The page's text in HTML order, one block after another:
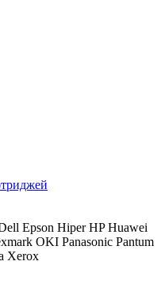
Epson Hiper HP Huawei
OKI Panasonic Pantum
Xerox